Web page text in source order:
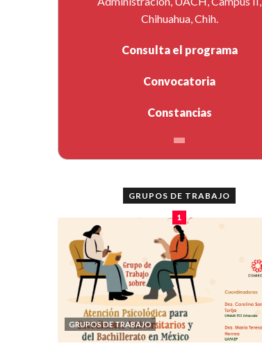
Chihuahua, Chih.
Consulta el programa
Convocatoria
Constancias
GRUPOS DE TRABAJO
1
GRUPOS DE TRABAJO